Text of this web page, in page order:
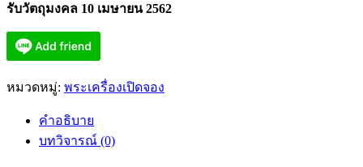
รับวัตถุมงคล 10 เมษายน 2562
หมวดหมู่: พระเครื่องเปิดจอง
คำอธิบาย
บทวิจารณ์ (0)